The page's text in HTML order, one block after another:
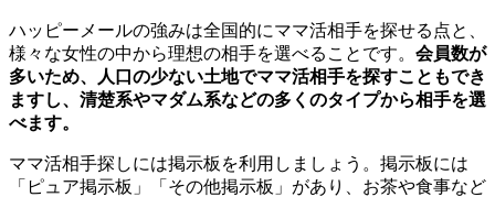
ハッピーメールの強みは全国的にママ活相手を探せる点と、
様々な女性の中から理想の相手を選べることです。 会員数が
多いため、人口の少ない土地でママ活相手を探すこともでき
ますし、清楚系やマダム系などの多くのタイプから相手を選
べます。
ママ活相手探しには掲示板を利用しましょう。掲示板には
「ピュア掲示板」「その他掲示板」があり、お茶や食事など